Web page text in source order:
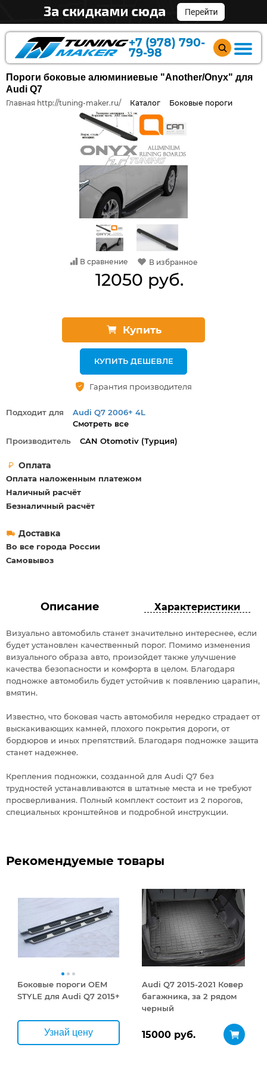
+7 (978) 790-
79-98
Пороги боковые алюминиевые "Another/Onyx" для
Audi Q7
Главная http://tuning-maker.ru/ Каталог Боковые пороги
Подходит для
Audi Q7 2006+ 4L
Audi Q7 2015+ 4M
Смотреть все
Производитель
СAN Otomotiv (Турция)
Оплата
Оплата наложенным платежом
Наличный расчёт
Безналичный расчёт
Доставка
Во все города России
Самовывоз
В сравнение В избранное
12050 руб.
Купить
КУПИТЬ ДЕШЕВЛЕ
Гарантия производителя
Описание Характеристики
Визуально автомобиль станет значительно интереснее, если
будет установлен качественный порог. Помимо изменения
визуального образа авто, произойдет также улучшение
качества безопасности и комфорта в целом. Благодаря
подножке автомобиль будет устойчив к появлению царапин,
вмятин.
Известно, что боковая часть автомобиля нередко страдает от
выскакивающих камней, плохого покрытия дороги, от
бордюров и иных препятствий. Благодаря подножке защита
станет надежнее.
Крепления подножки, созданной для Audi Q7 без
трудностей устанавливаются в штатные места и не требуют
просверливания. Полный комплект состоит из 2 порогов,
специальных кронштейнов и подробной инструкции.
Рекомендуемые товары
Боковые пороги OEM
STYLE для Audi Q7 2015+
Узнай цену
Audi Q7 2015-2021 Ковер
багажника, за 2 рядом
черный
15000 руб.